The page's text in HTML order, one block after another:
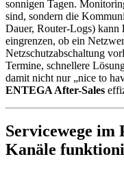
sonnigen Tagen.
sind, sondern die
Dauer, Router-Logs) kann
eingrenzen, ob ein
Netzschutzabschaltung
Termine, schnellere
damit nicht nur „nice to
ENTEGA After-Sales
Servicewege im
Kanäle